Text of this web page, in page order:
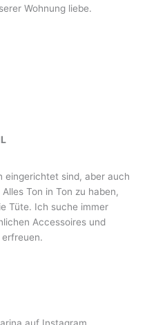
Wohnung liebe.
eingerichtet sind, aber auch
Ton in Ton zu haben,
Tüte. Ich suche immer
Accessoires und